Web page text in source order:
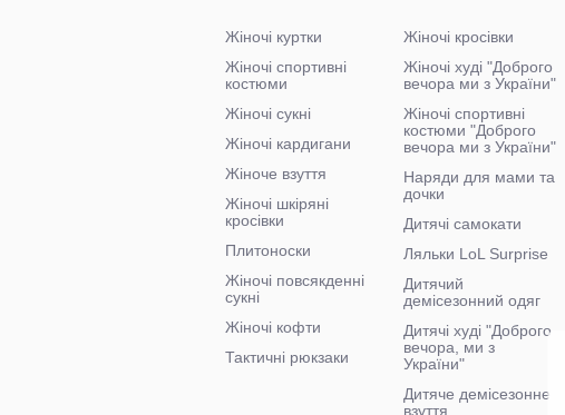
Жіночі куртки
Жіночі спортивні
костюми
Жіночі сукні
Жіночі кардигани
Жіноче взуття
Жіночі шкіряні
кросівки
Плитоноски
Жіночі повсякденні
сукні
Жіночі кофти
Тактичні рюкзаки
Жіночі кросівки
Жіночі худі "Доброго
вечора ми з України"
Жіночі спортивні
костюми "Доброго
вечора ми з України"
Наряди для мами та
дочки
Дитячі самокати
Ляльки LoL Surprise
Дитячий
демісезонний одяг
Дитячі худі "Доброго
вечора, ми з
України"
Дитяче демісезонне
взуття